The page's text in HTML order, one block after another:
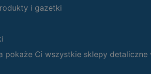
i gazetki
pokaże Ci wszystkie sklepy detaliczne